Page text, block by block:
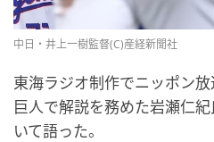
中日・井上一樹監督(C)産経新聞社
東海ラジオ制作でニッポン
巨人で解説を務めた岩瀬仁
いて語った。